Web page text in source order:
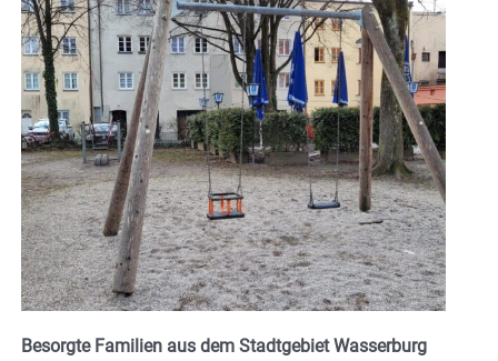
Besorgte Familien aus dem Stadtgebiet Wasserburg